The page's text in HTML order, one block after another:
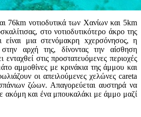
76km νοτιοδυτικά των Χανίων και 5km
στο νοτιοδυτικότερο άκρο της
μια στενόμακρη xχερσόνησος, η
αρχή της, δίνοντας την αίσθηση
ενταχθεί στις προστατευόμενες περιοχές
αμμοθίνες με κρινάκια της άμμου και
οι απειλούμενες χελώνες careta
ζώων. Απαγορεύεται αυστηρά να
ακόμη και ένα μπουκαλάκι με άμμο μαζί